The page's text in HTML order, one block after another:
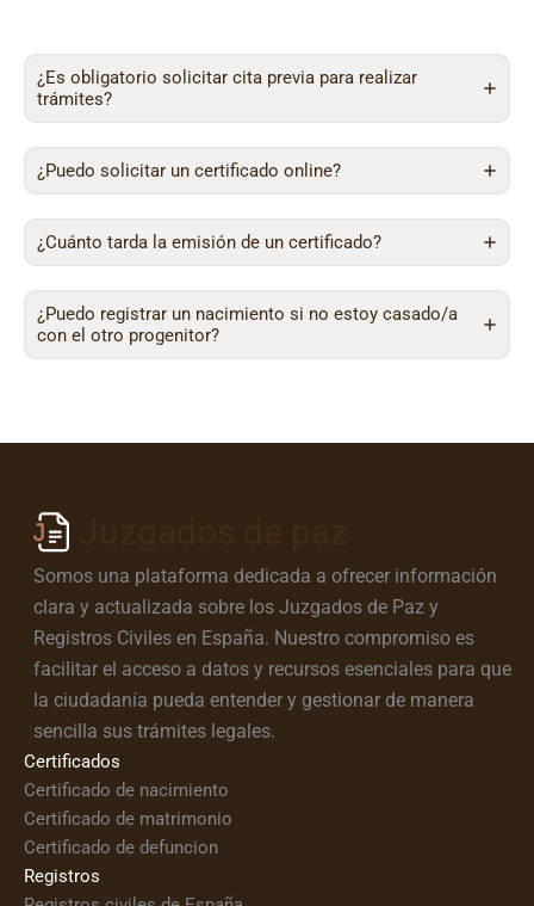
¿Es obligatorio solicitar cita previa para realizar
trámites?
¿Puedo solicitar un certificado online?
¿Cuánto tarda la emisión de un certificado?
¿Puedo registrar un nacimiento si no estoy casado/a
con el otro progenitor?
Somos una plataforma dedicada a ofrecer información
clara y actualizada sobre los Juzgados de Paz y
Registros Civiles en España. Nuestro compromiso es
facilitar el acceso a datos y recursos esenciales para que
la ciudadanía pueda entender y gestionar de manera
sencilla sus trámites legales.
Certificados
Certificado de nacimiento
Certificado de matrimonio
Certificado de defuncion
Registros